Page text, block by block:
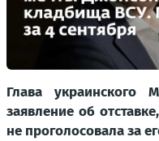
Глава
заявление об
не проголосовала за